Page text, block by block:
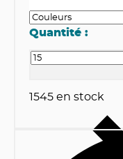
Quantité :
1545 en stock